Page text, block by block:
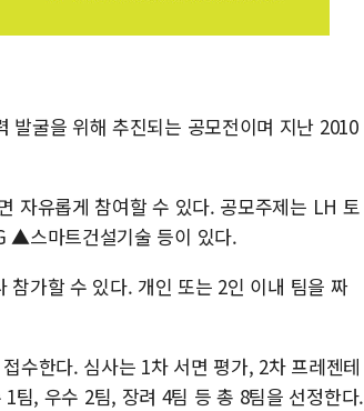
발굴을 위해 추진되는 공모전이며 지난 2010
자유롭게 참여할 수 있다. 공모주제는 LH 토
스마트건설기술 등이 있다.
참가할 수 있다. 개인 또는 2인 이내 팀을 짜
수한다. 심사는 1차 서면 평가, 2차 프레젠테
팀, 우수 2팀, 장려 4팀 등 총 8팀을 선정한다.